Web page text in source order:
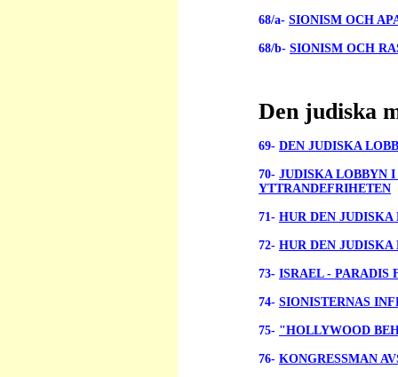
68/a- SIONISM OCH
68/b- SIONISM OCH
Den judiska
69- DEN JUDISKA
70- JUDISKA LOBBYN I
YTTRANDEFRIHETEN
71- HUR DEN
72- HUR DEN JUDISKA
73- ISRAEL - PARADIS
74- SIONISTERNAS
75- "HOLLYWOOD
76- KONGRESSMAN